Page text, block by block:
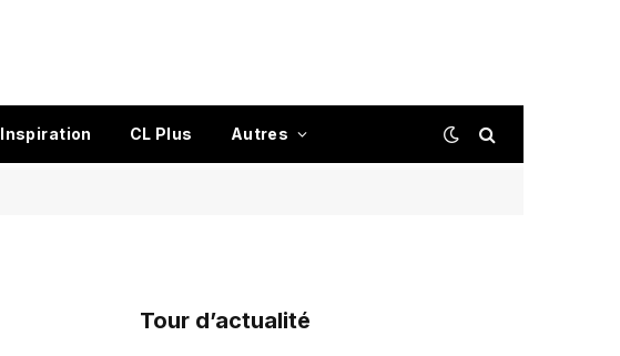
Inspiration CL Plus Autres
Tour d’actualité